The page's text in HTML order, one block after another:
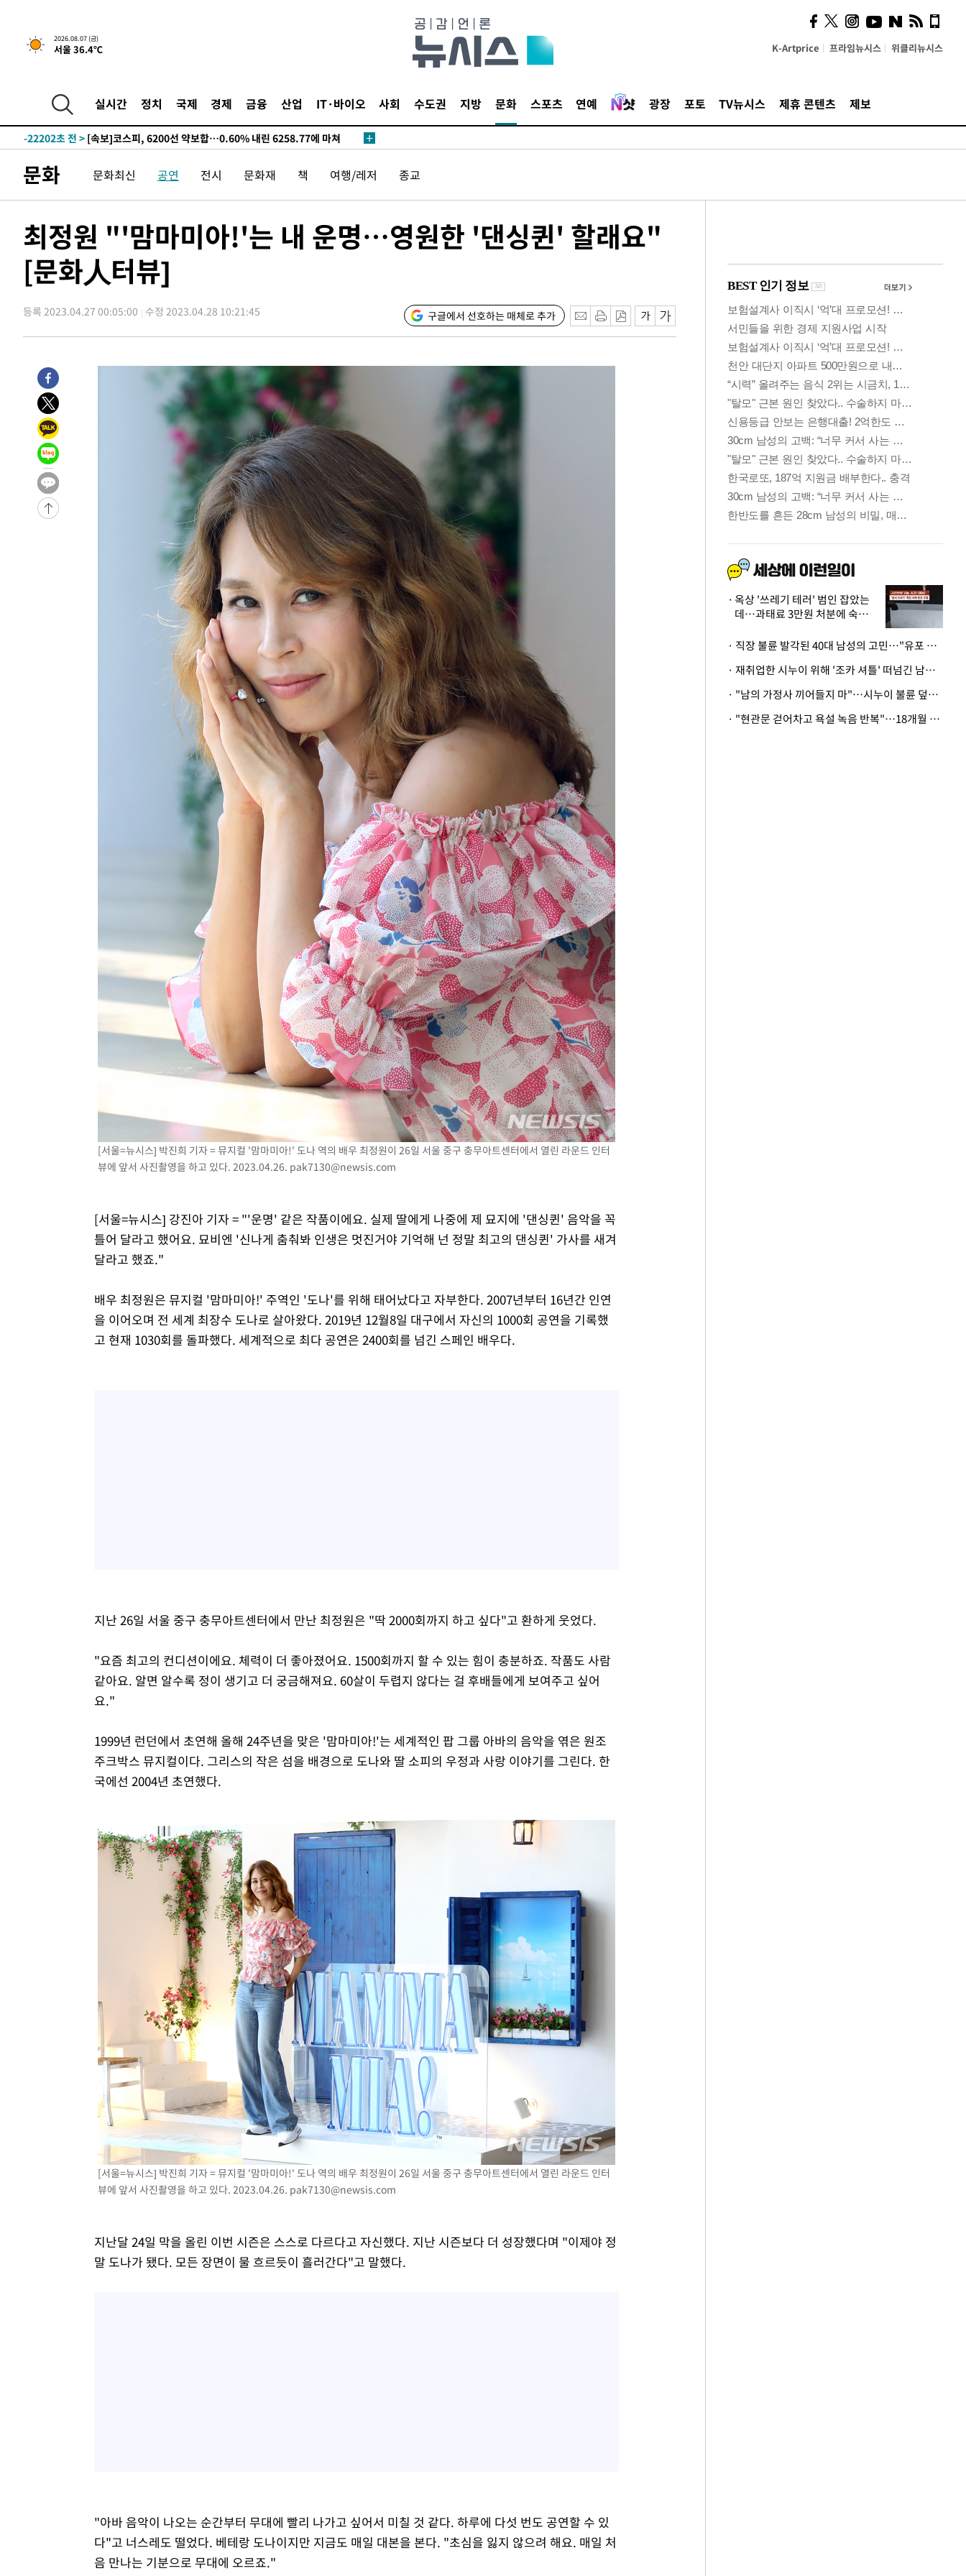
2026.08.07 (금)
서울 36.4℃ K-Artprice 프라임뉴시스 위클리뉴시스
실시간 정치 국제 경제 금융 산업 IT·바이오 사회 수도권 지방 문화 스포츠 연예 광장 포토 TV뉴시스 제휴 콘텐츠 제보
갈 수도
-28100초 전 >낮 최고 37도 찜통더위…곳곳 소나기·강원 많은 비[내일날씨]
-26406초 전 >SK하이닉스, 용인·청주 팹에 54조 투자…"AI 메모리 수요 선제 대
-22515초 전 >
외국인 심판 성 접대 7경기 들여다보니…한국 축구 '5승 2무'
-22249초 전 >
-22202초 전 > [속보]코스피, 6200선 약보합…0.60% 내린 6258.77에 마쳐
-22071초 전 >
[속보] 노원서 40.1도 관측…서울, 2018년 이후 첫 40도
-19161초 전 >[속보]종합특검, '계엄 수용공간 확보' 신용해 前교정본부장 기소
-18005초 전 >11시간 압수수색에 성접대 파문까지…'쑥대밭' 된 축구협회
-17027초 전 >
[속보]규제합리화위원회 부위원장에 김태유 서울대 공대 교수…이
병태 후임
-13385초 전 >[속보]국힘 윤리위, '돌려차기 발언' 진종오·서범수 징계 절차 개시
-5870초 전 >[속보]'채상병 순직 책임' 임성근, 항소심도 징역 3년
-5736초 전 >[속보]종합특검, '관저이전 봐주기 감사' 유병호 구속기소
-30222초 전 >
"낮 기온 소폭 하락"…수도권 폭염중대경보, 폭염경보로 하향
-30186초 전 >
[속보]이 대통령, '호우피해' 안동·의성 관할 4개 면 특별재난지역
선포
-30149초 전 >
[단독]중수청 지원 검사들, 정원 초과 시 낮은 계급 임용…희망지 못
갈 수도
-28120초 전 >
낮 최고 37도 찜통더위…곳곳 소나기·강원 많은 비[내일날씨]
-26426초 전 >
SK하이닉스, 용인·청주 팹에 54조 투자…"AI 메모리 수요 선제 대
응"
-23282초 전 >
여자배구 이재영·이다영 자매, 아제르바이잔 투란VC 입단
-22535초 전 >
외국인 심판 성 접대 7경기 들여다보니…한국 축구 '5승 2무'
-22269초 전 >
[속보]코스닥, 2.86포인트(0.36%) 내린 798.81마감
[속보]코스피, 6200선 약보합…0.60% 내린 6258.77에 마쳐
[속보]원·달러 환율, 7.7원 내린 1416.1원 마감
[속보] 노원서 40.1도 관측…서울, 2018년 이후 첫 40도
[속보]종합특검, '계엄 수용공간 확보' 신용해 前교정본부장 기소
외신들도 주목한 韓축구 파문…"국민적 공분에 수사 재개"
11시간 압수수색에 성접대 파문까지…'쑥대밭' 된 축구협회
[속보]규제합리화위원회 부위원장에 김태유 서울대 공대 교수…이
[속보]국힘 윤리위, '돌려차기 발언' 진종오·서범수 징계 절차 개시
[속보] 7월 중국 수출 23.9%↑ 수입 27.5%↑…무역총액 25.3%↑
[속보]'채상병 순직 책임' 임성근, 항소심도 징역 3년
[속보]종합특검, '관저이전 봐주기 감사' 유병호 구속기소
민주 콩고 에볼라환자 4천명 돌파, 4053명 발생 1850명 사망
문화 문화최신 공연 전시 문화재 책 여행/레저 종교
최정원 "'맘마미아!'는 내 운명…영원한 '댄싱퀸' 할래요"
[문화人터뷰]
등록 2023.04.27 00:05:00 수정 2023.04.28 10:21:45 구글에서 선호하는 매체로 추가
[서울=뉴시스] 박진희 기자 = 뮤지컬 '맘마미아!' 도나 역의 배우 최정원이 26일 서울 중구 충무아트센터에서 열린 라운드 인터
뷰에 앞서 사진촬영을 하고 있다. 2023.04.26. pak7130@newsis.com
[서울=뉴시스] 강진아 기자 = "'운명' 같은 작품이에요. 실제 딸에게 나중에 제 묘지에 '댄싱퀸' 음악을 꼭
틀어 달라고 했어요. 묘비엔 '신나게 춤춰봐 인생은 멋진거야 기억해 넌 정말 최고의 댄싱퀸' 가사를 새겨
달라고 했죠."
배우 최정원은 뮤지컬 '맘마미아!' 주역인 '도나'를 위해 태어났다고 자부한다. 2007년부터 16년간 인연
을 이어오며 전 세계 최장수 도나로 살아왔다. 2019년 12월8일 대구에서 자신의 1000회 공연을 기록했
고 현재 1030회를 돌파했다. 세계적으로 최다 공연은 2400회를 넘긴 스페인 배우다.
지난 26일 서울 중구 충무아트센터에서 만난 최정원은 "딱 2000회까지 하고 싶다"고 환하게 웃었다.
"요즘 최고의 컨디션이에요. 체력이 더 좋아졌어요. 1500회까지 할 수 있는 힘이 충분하죠. 작품도 사람
같아요. 알면 알수록 정이 생기고 더 궁금해져요. 60살이 두렵지 않다는 걸 후배들에게 보여주고 싶어
요."
1999년 런던에서 초연해 올해 24주년을 맞은 '맘마미아!'는 세계적인 팝 그룹 아바의 음악을 엮은 원조
주크박스 뮤지컬이다. 그리스의 작은 섬을 배경으로 도나와 딸 소피의 우정과 사랑 이야기를 그린다. 한
국에선 2004년 초연했다.
[서울=뉴시스] 박진희 기자 = 뮤지컬 '맘마미아!' 도나 역의 배우 최정원이 26일 서울 중구 충무아트센터에서 열린 라운드 인터
뷰에 앞서 사진촬영을 하고 있다. 2023.04.26. pak7130@newsis.com
지난달 24일 막을 올린 이번 시즌은 스스로 다르다고 자신했다. 지난 시즌보다 더 성장했다며 "이제야 정
말 도나가 됐다. 모든 장면이 물 흐르듯이 흘러간다"고 말했다.
"아바 음악이 나오는 순간부터 무대에 빨리 나가고 싶어서 미칠 것 같다. 하루에 다섯 번도 공연할 수 있
다"고 너스레도 떨었다. 베테랑 도나이지만 지금도 매일 대본을 본다. "초심을 잃지 않으려 해요. 매일 처
음 만나는 기분으로 무대에 오르죠."
시, 스마트폰 액세서리에
NFC 더했다
옥상 '쓰레기 테러' 범인 잡았는
데…과태료 3만원 처분에 숙박업
· 직장 불륜 발각된 40대 남성의 고민…"유포 동료 명예훼손·협박죄 고소 가능할까"
· 재취업한 시누이 위해 '조카 셔틀' 떠넘긴 남편…아내 "난 못한다"
· "남의 가정사 끼어들지 마"…시누이 불륜 덮으려는 남편에 억울한 아내
· "현관문 걷어차고 욕설 녹음 반복"…18개월 아기 키우는 집 뒤흔든 '앞집의 비극'